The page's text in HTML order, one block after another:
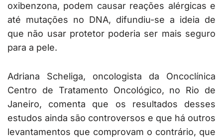
oxibenzona, podem causar reações alérgicas e
até mutações no DNA, difundiu-se a ideia de
que não usar protetor poderia ser mais seguro
para a pele.
Adriana Scheliga, oncologista da Oncoclínica
Centro de Tratamento Oncológico, no Rio de
Janeiro, comenta que os resultados desses
estudos ainda são controversos e que há outros
levantamentos que comprovam o contrário, que